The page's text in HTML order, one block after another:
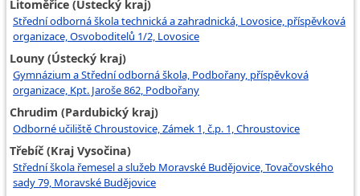
Litoměřice (Ústecký kraj)
Střední odborná škola technická a zahradnická, Lovosice, příspěvková
organizace, Osvoboditelů 1/2, Lovosice
Louny (Ústecký kraj)
Gymnázium a Střední odborná škola, Podbořany, příspěvková
organizace, Kpt. Jaroše 862, Podbořany
Chrudim (Pardubický kraj)
Odborné učiliště Chroustovice, Zámek 1, č.p. 1, Chroustovice
Třebíč (Kraj Vysočina)
Střední škola řemesel a služeb Moravské Budějovice, Tovačovského
sady 79, Moravské Budějovice